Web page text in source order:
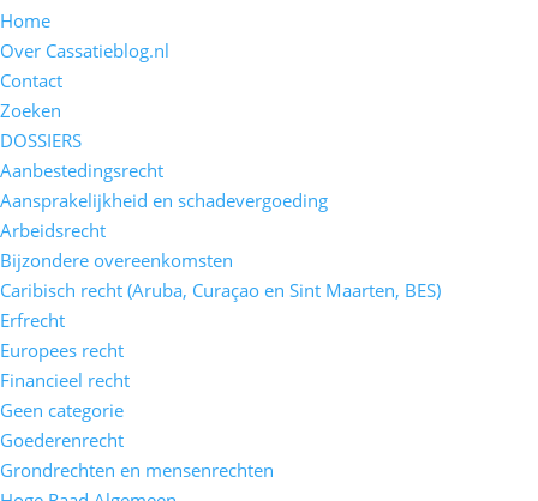
Home
Over Cassatieblog.nl
Contact
Zoeken
DOSSIERS
Aanbestedingsrecht
Aansprakelijkheid en schadevergoeding
Arbeidsrecht
Bijzondere overeenkomsten
Caribisch recht (Aruba, Curaçao en Sint Maarten, BES)
Erfrecht
Europees recht
Financieel recht
Geen categorie
Goederenrecht
Grondrechten en mensenrechten